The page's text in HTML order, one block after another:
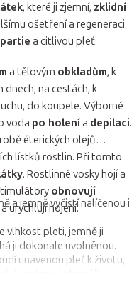
, které ji zjemní, zklidní
ošetření a regeneraci.
a citlivou pleť.
a tělovým obkladům, k
dnech, na cestách, k
do koupele. Výborné
voda po holenía depilaci.
éterických olejů
lístků rostlin. Při tomto
. Rostlinné vosky hojí a
obnovují
a urychlují hojení.
a jemně vyčistí nalíčenou i
vlhkost pleti, jemně ji
ji dokonale uvolněnou.
unavenou pleť k životu,